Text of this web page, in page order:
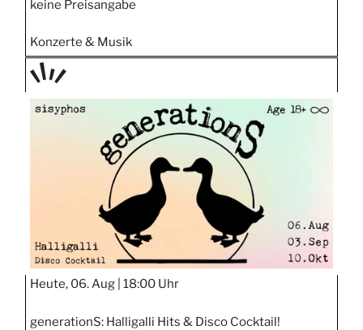
keine Preisangabe
Konzerte & Musik
TAGE
STIPP
Heute, 06. Aug | 18:00 Uhr
generationS: Halligalli Hits & Disco Cocktail!